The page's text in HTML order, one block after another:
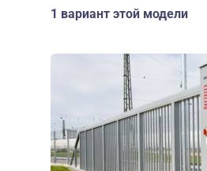
1 вариант этой модели